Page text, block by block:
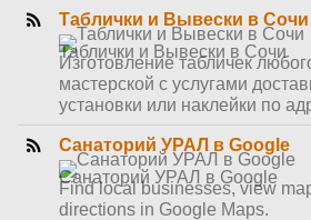
Таблички и Вывески в Сочи
Таблички и Вывески в Сочи
Изготовление табличек
мастерской с услугами
установки или наклейки по
Санаторий УРАЛ в Google
Санаторий УРАЛ в Google
Find local businesses, view
directions in Google Maps.